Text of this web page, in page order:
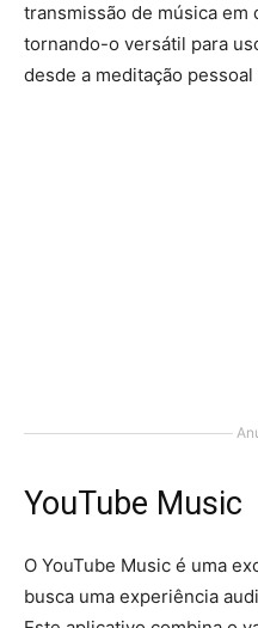
transmissão de música
tornando-o versátil para
desde a meditação
YouTube Music
O YouTube Music é uma
busca uma experiência